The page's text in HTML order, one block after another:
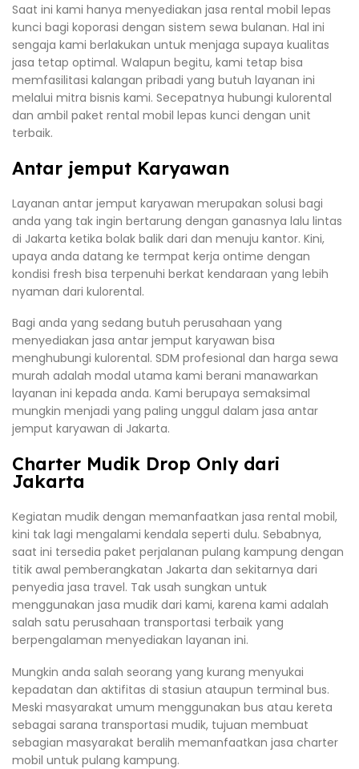
Saat ini kami hanya menyediakan jasa rental mobil lepas
kunci bagi koporasi dengan sistem sewa bulanan. Hal ini
sengaja kami berlakukan untuk menjaga supaya kualitas
jasa tetap optimal. Walapun begitu, kami tetap bisa
memfasilitasi kalangan pribadi yang butuh layanan ini
melalui mitra bisnis kami. Secepatnya hubungi kulorental
dan ambil paket rental mobil lepas kunci dengan unit
terbaik.
Antar jemput Karyawan
Layanan antar jemput karyawan merupakan solusi bagi
anda yang tak ingin bertarung dengan ganasnya lalu lintas
di Jakarta ketika bolak balik dari dan menuju kantor. Kini,
upaya anda datang ke termpat kerja ontime dengan
kondisi fresh bisa terpenuhi berkat kendaraan yang lebih
nyaman dari kulorental.
Bagi anda yang sedang butuh perusahaan yang
menyediakan jasa antar jemput karyawan bisa
menghubungi kulorental. SDM profesional dan harga sewa
murah adalah modal utama kami berani manawarkan
layanan ini kepada anda. Kami berupaya semaksimal
mungkin menjadi yang paling unggul dalam jasa antar
jemput karyawan di Jakarta.
Charter Mudik Drop Only dari
Jakarta
Kegiatan mudik dengan memanfaatkan jasa rental mobil,
kini tak lagi mengalami kendala seperti dulu. Sebabnya,
saat ini tersedia paket perjalanan pulang kampung dengan
titik awal pemberangkatan Jakarta dan sekitarnya dari
penyedia jasa travel. Tak usah sungkan untuk
menggunakan jasa mudik dari kami, karena kami adalah
salah satu perusahaan transportasi terbaik yang
berpengalaman menyediakan layanan ini.
Mungkin anda salah seorang yang kurang menyukai
kepadatan dan aktifitas di stasiun ataupun terminal bus.
Meski masyarakat umum menggunakan bus atau kereta
sebagai sarana transportasi mudik, tujuan membuat
sebagian masyarakat beralih memanfaatkan jasa charter
mobil untuk pulang kampung.